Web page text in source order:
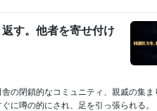
す。他者を寄せ付け
の閉鎖的なコミュニティ、親戚の集ま
に噂の的にされ、足を引っ張られる。